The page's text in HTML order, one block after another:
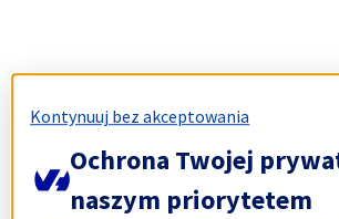
Kontynuuj bez akceptowania
Ochrona Twojej
naszym priorytetem